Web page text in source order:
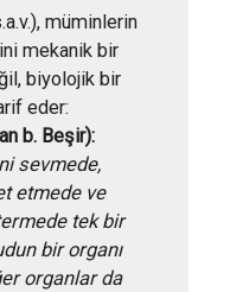
müminlerin
mekanik bir
biyolojik bir
eder:
b. Beşir):
sevmede,
etmede ve
tek bir
bir organı
organlar da